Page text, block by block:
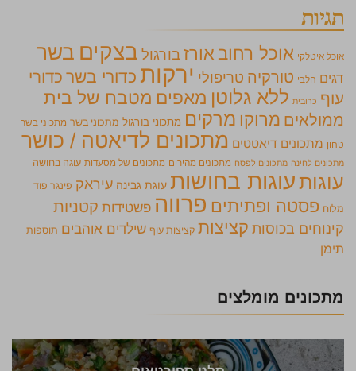
תגיות
אוכל איטלקי אוכל רחוב אורזבורגול בצקים בשר
דגים חלבי טורקיה טריפולי ירקות כדורי בשר כדורי
עוף כרובית ללא גלוטן מאפים מטבח של בית
ממולאים מרוקו מרקים מתכוני בורגול מתכוני בשר מתכוני בשר
טחון מתכונים דיאטטים מתכונים לדיאטה / כושר
מתכונים לחינה מתכונים לפסח מתכונים מהירים מתכונים של מסעדות עוגה בחושה
עוגותעוגות בחושות עוגת גבינה עיראק פינגר פוד
מלוח פסטה ופתיתים פרווה פשטידות קטניות
קינוחים בכוסות קציצות קציצות עוף שילדים אוהבים תוספות
תימן
מתכונים מומלצים